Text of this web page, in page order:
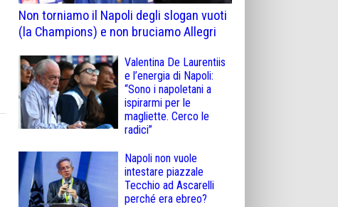
Non torniamo il Napoli degli slogan vuoti
(la Champions) e non bruciamo Allegri
Valentina De Laurentiis
e l’energia di Napoli:
“Sono i napoletani a
ispirarmi per le
magliette. Cerco le
radici”
Napoli non vuole
intestare piazzale
Tecchio ad Ascarelli
perché era ebreo?